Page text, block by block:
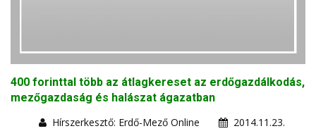
400 forinttal több az átlagkereset az erdőgazdálkodás,
mezőgazdaság és halászat ágazatban
Hírszerkesztő: Erdő-Mező Online
2014.11.23.